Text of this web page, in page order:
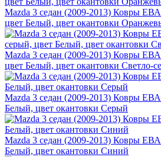
Mazda 3 седан (2009-2013) Ковры
цвет Белый, цвет окантовки
Mazda 3 седан (2009-2013) Ковры
цвет Белый, цвет окантовки Светло-
Mazda 3 седан (2009-2013) Ковры
Белый, цвет окантовки Серый
Mazda 3 седан (2009-2013) Ковры
Белый, цвет окантовки Синий